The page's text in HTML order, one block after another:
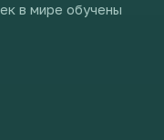
в мире обучены